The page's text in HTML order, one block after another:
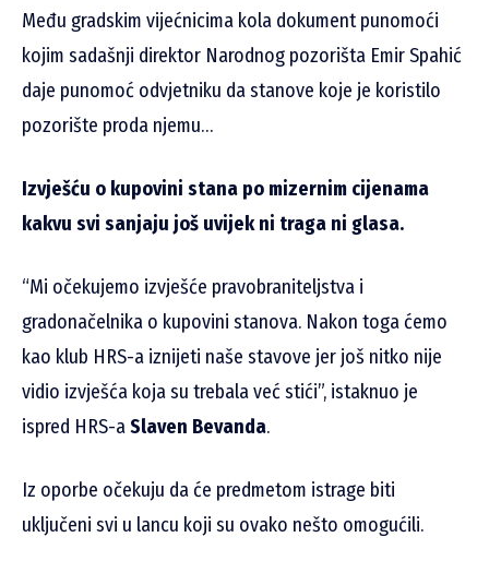
Među gradskim vijećnicima kola dokument punomoći
kojim sadašnji direktor Narodnog pozorišta Emir Spahić
daje punomoć odvjetniku da stanove koje je koristilo
pozorište proda njemu…
Izvješću o kupovini stana po mizernim cijenama
kakvu svi sanjaju još uvijek ni traga ni glasa.
“Mi očekujemo izvješće pravobraniteljstva i
gradonačelnika o kupovini stanova. Nakon toga ćemo
kao klub HRS-a iznijeti naše stavove jer još nitko nije
vidio izvješća koja su trebala već stići”, istaknuo je
ispred HRS-aSlaven Bevanda.
Iz oporbe očekuju da će predmetom istrage biti
uključeni svi u lancu koji su ovako nešto omogućili.